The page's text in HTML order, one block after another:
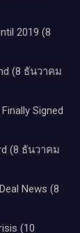
2019 (8
(8 ธันวาคม
Signed
(8 ธันวาคม
News (8
(10